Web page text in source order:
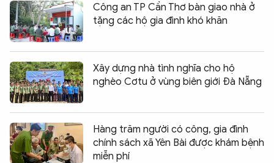
Công an TP Cần Thơ bàn giao nhà ở
tặng các hộ gia đình khó khăn
Xây dựng nhà tình nghĩa cho hộ
nghèo Cơtu ở vùng biên giới Đà Nẵng
Hàng trăm người có công, gia đình
chính sách xã Yên Bài được khám bệnh
miễn phí